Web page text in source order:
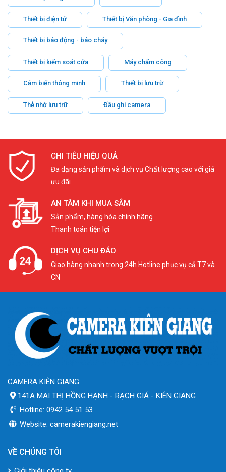
Thiết bị điện tử Thiết bị Văn phòng - Gia đình
Thiết bị báo động - báo cháy
Thiết bị kiểm soát cửa Máy chấm công
Cảm biến thông minh Thiết bị lưu trữ
Thẻ nhớ lưu trữ Đầu ghi camera
CHI TIÊU HIỆU QUẢ
Đa dạng sản phẩm và dịch vụ Chất lượng cao với giá
ưu đãi
AN TÂM KHI MUA SẮM
Sản phẩm, hàng hóa chính hãng
Thanh toán tiện lợi
DỊCH VỤ CHU ĐÁO
Giao hàng nhanh trong 24h Hotline phục vụ cả T7 và
CN
CAMERA KIÊN GIANG
141A MAI THỊ HỒNG HẠNH - RẠCH GIÁ - KIÊN GIANG
Hotline: 0942 54 51 53
Website: camerakiengiang.net
VỀ CHÚNG TÔI